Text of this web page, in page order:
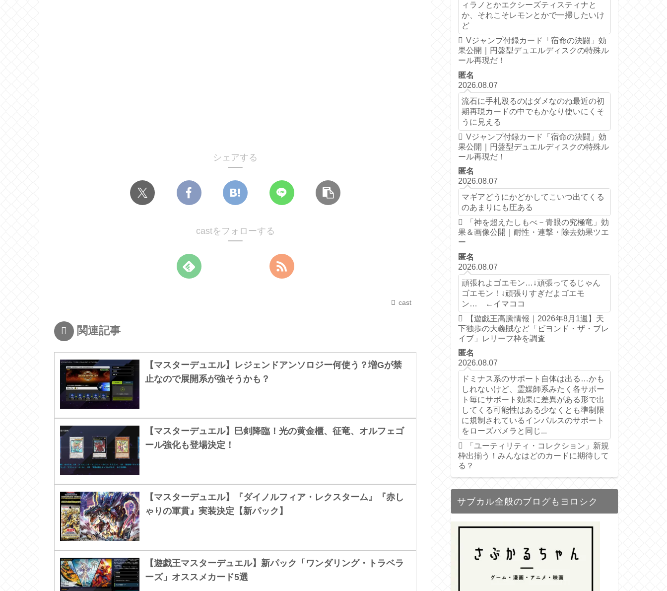
シェアする
castをフォローする
cast
関連記事
【マスターデュエル】レジェンドアンソロジー何使う？増Gが禁
止なので展開系が強そうかも？
【マスターデュエル】巳剣降臨！光の黄金櫃、征竜、オルフェゴ
ール強化も登場決定！
【マスターデュエル】『ダイノルフィア・レクスターム』『赤し
ゃりの軍貫』実装決定【新パック】
【遊戯王マスターデュエル】新パック「ワンダリング・トラベラ
ーズ」オススメカード5選
ィラノとかエクシーズティスティナと
か、それこそレモンとかで一掃したいけ
ど
Vジャンプ付録カード「宿命の決闘」効
果公開｜円盤型デュエルディスクの特殊ル
ール再現だ！
匿名
2026.08.07
流石に手札殴るのはダメなのね最近の初
期再現カードの中でもかなり使いにくそ
うに見える
Vジャンプ付録カード「宿命の決闘」効
果公開｜円盤型デュエルディスクの特殊ル
ール再現だ！
匿名
2026.08.07
マギアどうにかどかしてこいつ出てくる
のあまりにも圧ある
「神を超えたしもべ－青眼の究極竜」効
果＆画像公開｜耐性・連撃・除去効果ツエ
ー
匿名
2026.08.07
頑張れよゴエモン…↓頑張ってるじゃん
ゴエモン！↓頑張りすぎだよゴエモ
ン… ←イマココ
【遊戯王高騰情報｜2026年8月1週】天
下独歩の大義賊など「ビヨンド・ザ・ブレ
イブ」レリーフ枠を調査
匿名
2026.08.07
ドミナス系のサポート自体は出る…かも
しれないけど、霊媒師系みたく各サポー
ト毎にサポート効果に差異がある形で出
してくる可能性はある少なくとも準制限
に規制されているインパルスのサポート
をローズパメラと同じ...
「ユーティリティ・コレクション」新規
枠出揃う！みんなはどのカードに期待して
る？
サブカル全般のブログもヨロシク